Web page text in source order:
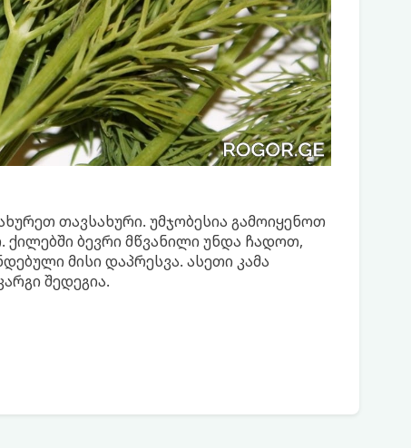
თავსახური. უმჯობესია გამოიყენოთ
ბევრი მწვანილი უნდა ჩადოთ,
მისი დაპრესვა. ასეთი კამა
შედეგია.